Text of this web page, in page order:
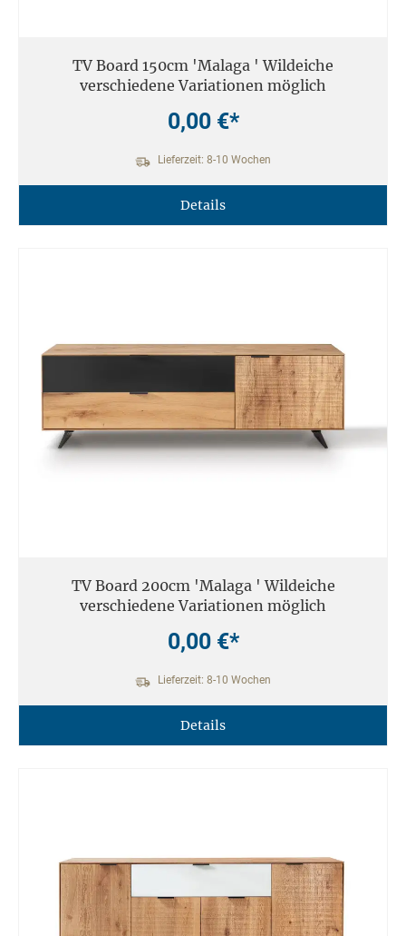
TV Board 150cm 'Malaga ' Wildeiche
verschiedene Variationen möglich
0,00 €*
Lieferzeit: 8-10 Wochen
Details
TV Board 200cm 'Malaga ' Wildeiche
verschiedene Variationen möglich
0,00 €*
Lieferzeit: 8-10 Wochen
Details